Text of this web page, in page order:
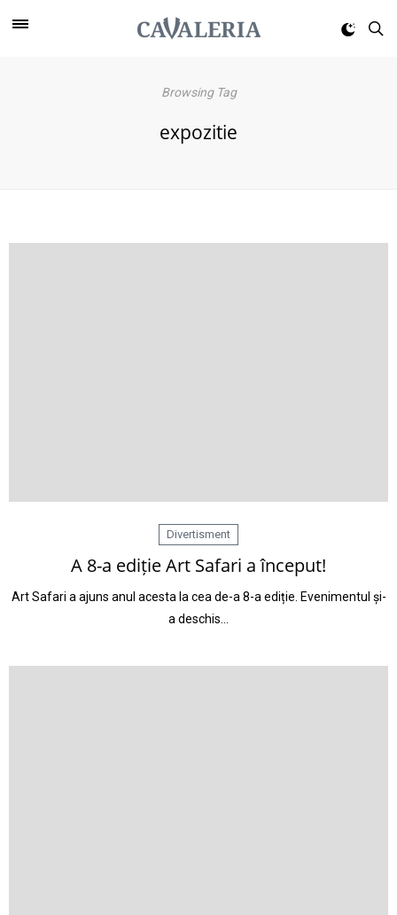
Browsing Tag
expozitie
Divertisment
A 8-a ediție Art Safari a început!
Art Safari a ajuns anul acesta la cea de-a 8-a ediție. Evenimentul și-
a deschis…